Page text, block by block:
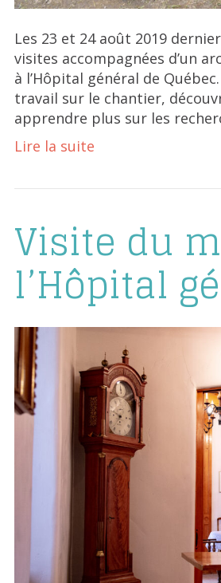
Les 23 et 24 août 2019
visites accompagnées d’un
à l’Hôpital général de
travail sur le chantier,
apprendre plus sur les
Lire la suite
Visite du
l’Hôpital